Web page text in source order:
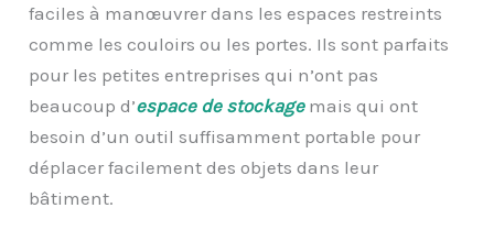
faciles à manœuvrer dans les espaces restreints
comme les couloirs ou les portes. Ils sont parfaits
pour les petites entreprises qui n’ont pas
beaucoup d’espace de stockagemais qui ont
besoin d’un outil suffisamment portable pour
déplacer facilement des objets dans leur
bâtiment.